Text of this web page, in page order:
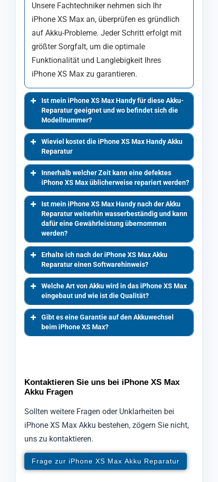
Unsere Fachtechniker nehmen sich Ihr
iPhone XS Max an, überprüfen es gründlich
auf Akku-Probleme. Jeder Schritt erfolgt mit
größter Sorgfalt, um die optimale
Funktionalität und Langlebigkeit Ihres
iPhone XS Max zu garantieren.
Ist mein iPhone XS Max Handy für diese Akku-
Reparatur geeignet und wo befindet sich die
Modellnummer?
Wieviel kostet die iPhone XS Max Handy Akku
Reparatur
Innerhalb welcher Zeit kann eine defektes
iPhone XS Max üblicherweise repariert werden?
Ist mein iPhone XS Max Handy nach der Akku
Reparatur weiterhin wasserbeständig und kann
dafür eine Gewährleistung übernommen
werden?
Erhalte ich nach der iPhone XS Max Akku
Reparatur einen Softwarehinweis?
Welche Art von Akku wird in das iPhone XS Max
eingebaut und wie ist die Qualität?
Gibt es eine Garantie auf den Akkuwechsel
beim iPhone XS Max?
Kontaktieren Sie uns bei iPhone XS Max
Akku Fragen
Sollten weitere Fragen oder Unklarheiten bei
iPhone XS Max Akku bestehen, zögern Sie nicht,
uns zu kontaktieren.
Frage zur iPhone XS Max Akku Reparatur